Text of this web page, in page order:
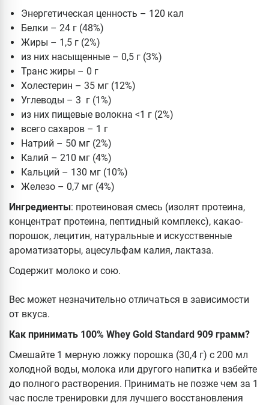
Энергетическая ценность – 120 кал
Белки – 24 г (48%)
Жиры – 1,5 г (2%)
из них насыщенные – 0,5 г (3%)
Транс жиры – 0 г
Холестерин – 35 мг (12%)
Углеводы – 3 г (1%)
из них пищевые волокна <1 г (2%)
всего сахаров – 1 г
Натрий – 50 мг (2%)
Калий – 210 мг (4%)
Кальций – 130 мг (10%)
Железо – 0,7 мг (4%)
Ингредиенты: протеиновая смесь (изолят протеина,
концентрат протеина, пептидный комплекс), какао-
порошок, лецитин, натуральные и искусственные
ароматизаторы, ацесульфам калия, лактаза.
Содержит молоко и сою.
Вес может незначительно отличаться в зависимости
от вкуса.
Как принимать 100% Whey Gold Standard 909 грамм?
Смешайте 1 мерную ложку порошка (30,4 г) с 200 мл
холодной воды, молока или другого напитка и взбейте
до полного растворения. Принимать не позже чем за 1
час после тренировки для лучшего восстановления